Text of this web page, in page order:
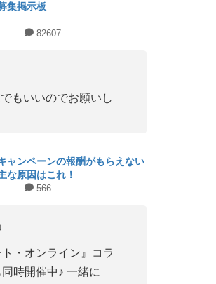
集掲示板
82607
もいいのでお願いし
ャンペーンの報酬がもらえない
な原因はこれ！
566
ト・オンライン』コラ
時開催中♪ 一緒に